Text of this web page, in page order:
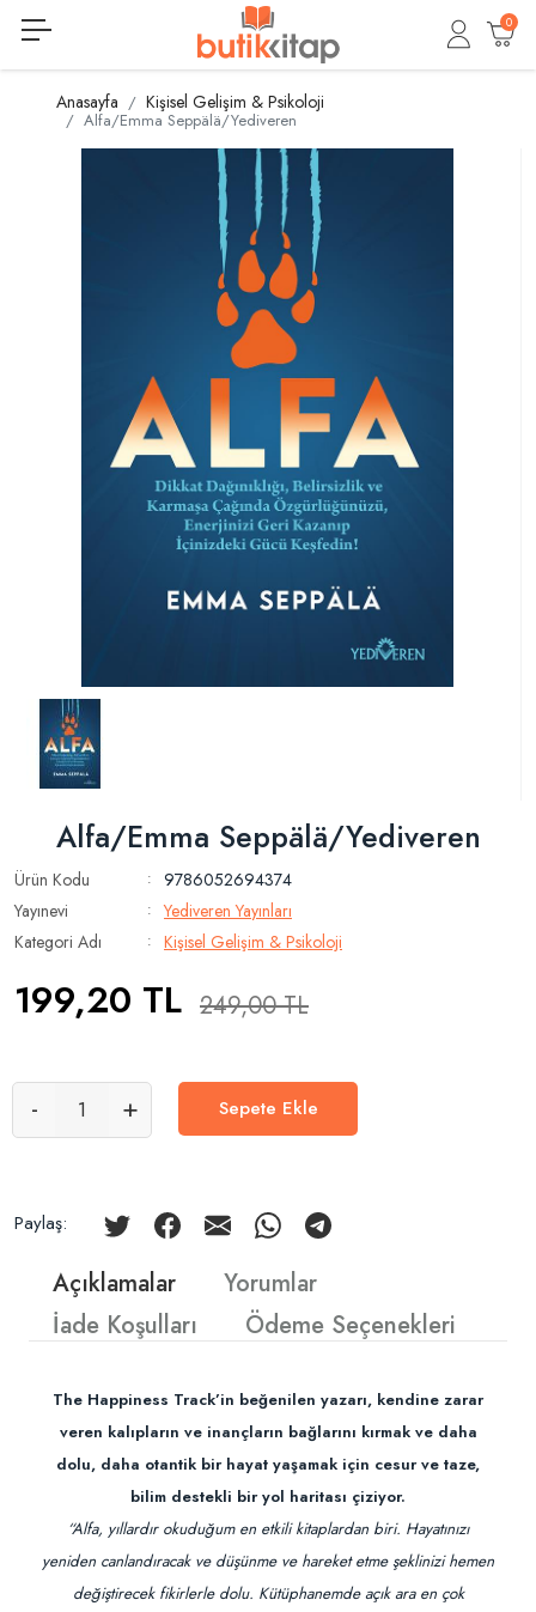
0
Anasayfa Kişisel Gelişim & Psikoloji
Alfa/Emma Seppälä/Yediveren
Alfa/Emma Seppälä/Yediveren
Ürün Kodu :
9786052694374
Yayınevi
:
Yediveren Yayınları
Kategori Adı
: Kişisel Gelişim & Psikoloji
199,20 TL 249,00 TL
- + Sepete Ekle
Paylaş:
Açıklamalar
Yorumlar
İade Koşulları
Ödeme Seçenekleri
The Happiness Track’in beğenilen yazarı, kendine zarar
veren kalıpların ve inançların bağlarını kırmak ve daha
dolu, daha otantik bir hayat yaşamak için cesur ve taze,
bilim destekli bir yol haritası çiziyor.
“Alfa, yıllardır okuduğum en etkili kitaplardan biri. Hayatınızı
yeniden canlandıracak ve düşünme ve hareket etme şeklinizi hemen
değiştirecek fikirlerle dolu. Kütüphanemde açık ara en çok